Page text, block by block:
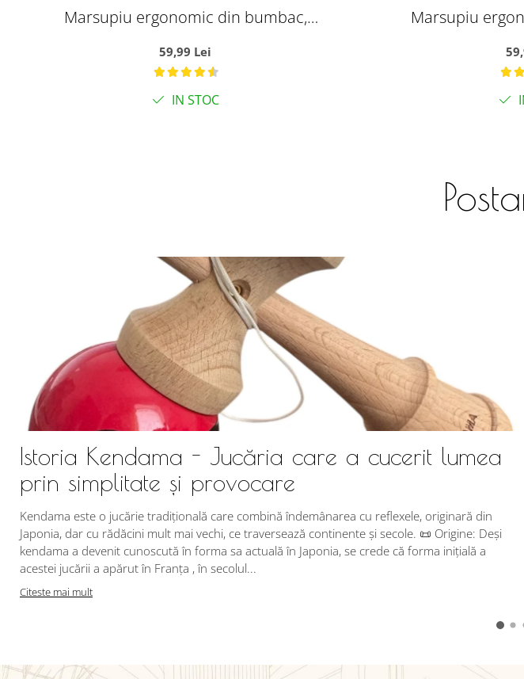
Marsupiu ergonomic din bumbac,
roz
59,99 Lei
IN STOC
Marsupiu
Istoria Kendama - Jucăria care a cucerit lumea
prin simplitate și provocare
Kendama este o jucărie tradițională care combină îndemânarea cu reflexele, originară din
Japonia, dar cu rădăcini mult mai vechi, ce traversează continente și secole. 📜 Origine: Deși
kendama a devenit cunoscută în forma sa actuală în Japonia, se crede că forma inițială a
acestei jucării a apărut în Franța , în secolul...
Citeste mai mult